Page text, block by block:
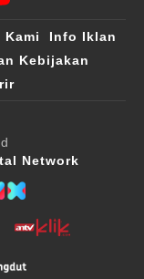
Kami
Info Iklan
Kebijakan
Network